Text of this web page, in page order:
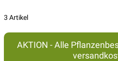
Rosenkohl
Rotkohl
Weisskohl
3 Artikel
AKTION - Alle